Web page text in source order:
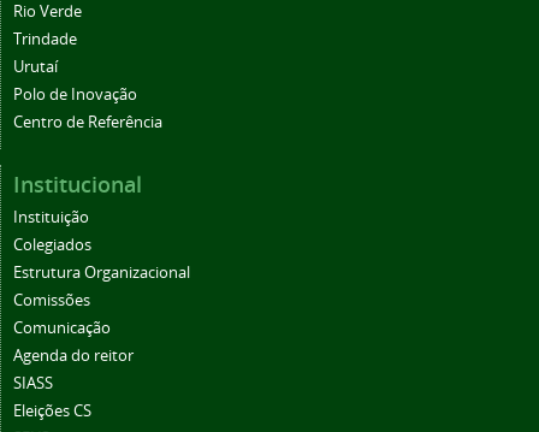
Rio Verde
Trindade
Urutaí
Polo de Inovação
Centro de Referência
Institucional
Instituição
Colegiados
Estrutura Organizacional
Comissões
Comunicação
Agenda do reitor
SIASS
Eleições CS